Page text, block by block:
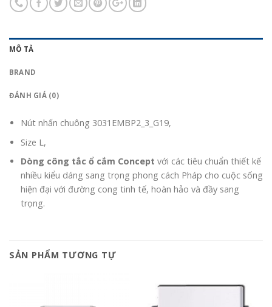
MÔ TẢ
BRAND
ĐÁNH GIÁ (0)
Nút nhấn chuông 3031EMBP2_3_G19,
Size L,
Dòng công tắc ổ cắm Concept với các tiêu chuẩn thiết kế
nhiều kiểu dáng sang trọng phong cách Pháp cho cuộc sống
hiện đại với đường cong tinh tế, hoàn hảo và đầy sang
trọng.
SẢN PHẨM TƯƠNG TỰ